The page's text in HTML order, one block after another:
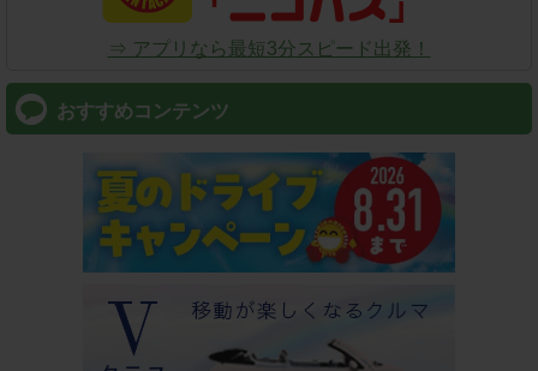
⇒ アプリなら最短3分スピード出発！
おすすめコンテンツ